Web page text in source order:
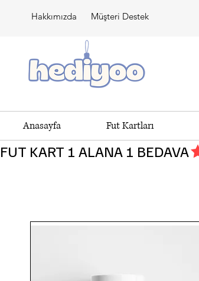
Hakkımızda Müşteri Destek
Anasayfa Fut Kartları
FUT KART 1 ALANA 1 BEDAVA